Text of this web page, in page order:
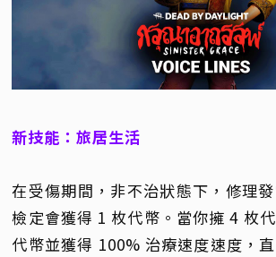
新技能：旅居生活
在受傷期間，非不治狀態下，修理
檢定會獲得 1 枚代幣。當你擁 4 枚
代幣並獲得 100% 治療速度速度，